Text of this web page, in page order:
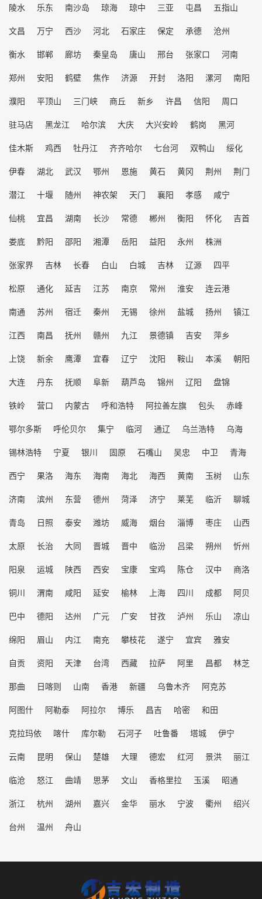
陵水
乐东 南沙岛 琼海 琼中 三亚 屯昌
五指山
文昌
万宁 西沙 河北 石家庄 保定 承德
沧州
衡水
邯郸 廊坊 秦皇岛 唐山 邢台 张家口
河南
郑州
安阳 鹤壁 焦作 济源 开封 洛阳 漯河
南阳
濮阳
平顶山 三门峡 商丘 新乡 许昌 信阳
周口
驻马店
黑龙江 哈尔滨 大庆 大兴安岭 鹤岗
黑河
佳木斯
鸡西 牡丹江 齐齐哈尔 七台河 双鸭山
绥化
伊春
湖北 武汉 鄂州 恩施 黄石 黄冈 荆州
荆门
潜江
十堰 随州 神农架 天门 襄阳 孝感
咸宁
仙桃
宜昌 湖南 长沙 常德 郴州 衡阳 怀化
吉首
娄底
黔阳 邵阳 湘潭 岳阳 益阳 永州
株洲
张家界
吉林 长春 白山 白城 吉林 辽源
四平
松原
通化 延吉 江苏 南京 常州 淮安
连云港
南通
苏州 宿迁 秦州 无锡 徐州 盐城 扬州
镇江
江西
南昌 抚州 赣州 九江 景德镇 吉安
萍乡
上饶
新余 鹰潭 宜春 辽宁 沈阳 鞍山 本溪
朝阳
大连
丹东 抚顺 阜新 葫芦岛 锦州 辽阳
盘锦
铁岭
营口 内蒙古 呼和浩特 阿拉善左旗 包头
赤峰
鄂尔多斯
呼伦贝尔 集宁 临河 通辽 乌兰浩特
乌海
锡林浩特
宁夏 银川 固原 石嘴山 吴忠 中卫
青海
西宁
果洛 海东 海南 海北 海西 黄南 玉树
山东
济南
滨州 东营 德州 菏泽 济宁 莱芜 临沂
聊城
青岛
日照 泰安 潍坊 威海 烟台 淄博 枣庄
山西
太原
长治 大同 晋城 晋中 临汾 吕梁 朔州
忻州
阳泉
运城 陕西 西安 宝康 宝鸡 陈仓 汉中
商洛
铜川
渭南 咸阳 延安 榆林 上海 四川 成都
阿贝
巴中
德阳 达州 广元 广安 甘孜 泸州 乐山
凉山
绵阳
眉山 内江 南充 攀枝花 遂宁 宜宾
雅安
自贡
资阳 天津 台湾 西藏 拉萨 阿里 昌都
林芝
那曲
日喀则 山南 香港 新疆 乌鲁木齐
阿克苏
阿图什
阿勒泰 阿拉尔 博乐 昌吉 哈密
和田
克拉玛依
喀什 库尔勒 石河子 吐鲁番 塔城
伊宁
云南
昆明 保山 楚雄 大理 德宏 红河 景洪
丽江
临沧
怒江 曲靖 思茅 文山 香格里拉 玉溪
昭通
浙江
杭州 湖州 嘉兴 金华 丽水 宁波 衢州
绍兴
台州
温州 舟山